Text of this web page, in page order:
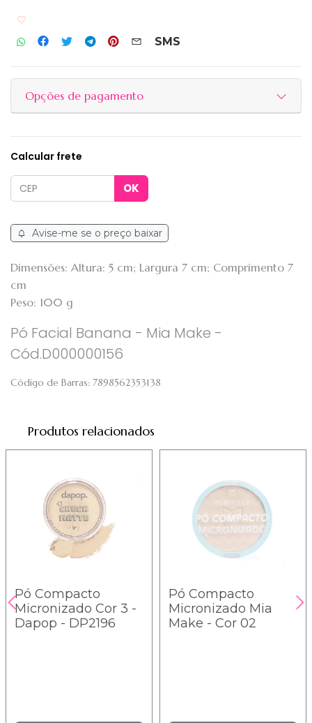
SMS
Opções de pagamento
Calcular frete
Avise-me se o preço baixar
Dimensões: Altura: 5 cm; Largura 7 cm; Comprimento 7
cm
Peso: 100 g
Pó Facial Banana - Mia Make -
Cód.D000000156
Código de Barras: 7898562353138
Produtos relacionados
Pó Compacto
Micronizado Cor 3 -
Dapop - DP2196
Pó Compacto
Micronizado Mia
Make - Cor 02